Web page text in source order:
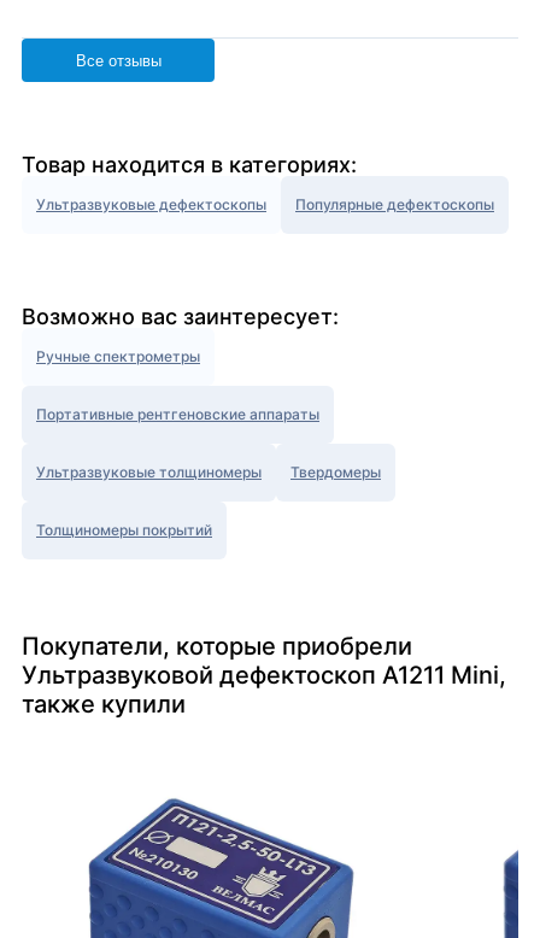
Все отзывы
Товар находится в категориях:
Ультразвуковые дефектоскопы Популярные дефектоскопы
Возможно вас заинтересует:
Ручные спектрометры
Портативные рентгеновские аппараты
Ультразвуковые толщиномеры Твердомеры
Толщиномеры покрытий
Покупатели, которые приобрели
Ультразвуковой дефектоскоп А1211 Mini,
также купили